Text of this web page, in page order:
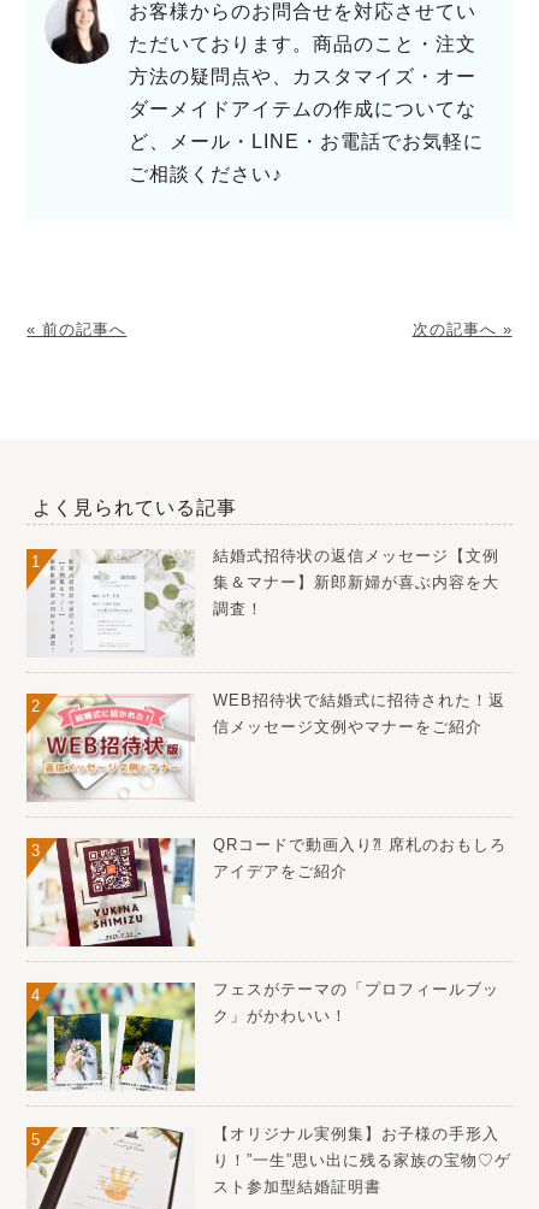
お客様からのお問合せを対応させてい
ただいております。商品のこと・注文
方法の疑問点や、カスタマイズ・オー
ダーメイドアイテムの作成についてな
ど、メール・LINE・お電話でお気軽に
ご相談ください♪
« 前の記事へ 次の記事へ »
よく見られている記事
結婚式招待状の返信メッセージ【文例
集＆マナー】新郎新婦が喜ぶ内容を大
調査！
WEB招待状で結婚式に招待された！返
信メッセージ文例やマナーをご紹介
QRコードで動画入り⁈ 席札のおもしろ
アイデアをご紹介
フェスがテーマの「プロフィールブッ
ク」がかわいい！
【オリジナル実例集】お子様の手形入
り！”一生”思い出に残る家族の宝物♡ゲ
スト参加型結婚証明書